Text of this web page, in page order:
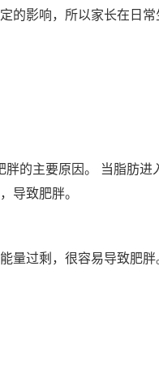
的影响，所以家长在日
胖的主要原因。 当脂肪进
导致肥胖。
量过剩，很容易导致肥胖